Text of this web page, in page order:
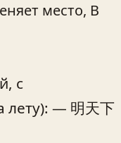
место, B
с
— 明天下